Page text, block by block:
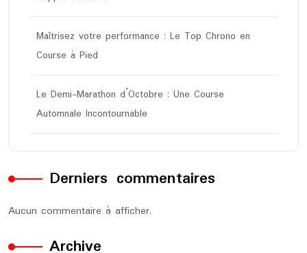
Maîtrisez votre performance : Le Top Chrono en
Course à Pied
Le Demi-Marathon d’Octobre : Une Course
Automnale Incontournable
Derniers commentaires
Aucun commentaire à afficher.
Archive